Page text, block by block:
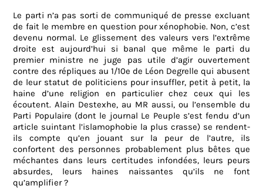
Le parti n’a pas sorti de communiqué de presse excluant
de fait le membre en question pour xénophobie. Non, c’est
devenu normal. Le glissement des valeurs vers l’extrême
droite est aujourd’hui si banal que même le parti du
premier ministre ne juge pas utile d’agir ouvertement
contre des répliques au 1/10e de Léon Degrelle qui abusent
de leur statut de politiciens pour insuffler, petit à petit, la
haine d’une religion en particulier chez ceux qui les
écoutent. Alain Destexhe, au MR aussi, ou l’ensemble du
Parti Populaire (dont le journal Le Peuple s’est fendu d’un
article suintant l’islamophobie la plus crasse) se rendent-
ils compte qu’en jouant sur la peur de l’autre, ils
confortent des personnes probablement plus bêtes que
méchantes dans leurs certitudes infondées, leurs peurs
absurdes, leurs haines naissantes qu’ils ne font
qu’amplifier ?